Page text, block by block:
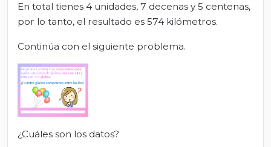
En total tienes 4 unidades, 7 decenas y 5 centenas,
por lo tanto, el resultado es 574 kilómetros.
Continúa con el siguiente problema.
¿Cuáles son los datos?